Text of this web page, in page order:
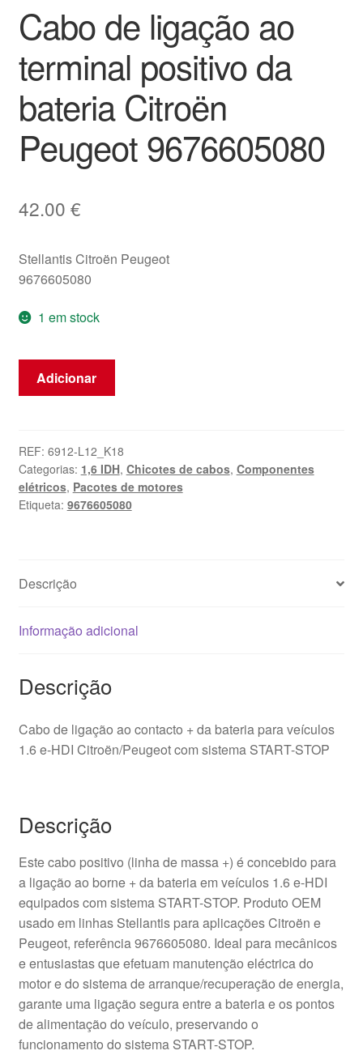
Termos e Condições
Transporte
Cabo de ligação ao
terminal positivo da
bateria Citroën
Peugeot 9676605080
42.00 €
Stellantis Citroën Peugeot
9676605080
1 em stock
Quantidade
ligação
ao
terminal
positivo
Peugeot
Adicionar
REF: 6912-L12_K18
Categorias: 1,6 IDH, Chicotes de cabos, Componentes
elétricos, Pacotes de motores
Etiqueta: 9676605080
Descrição
Informação adicional
Descrição
Cabo de ligação ao contacto + da bateria para veículos
1.6 e-HDI Citroën/Peugeot com sistema START-STOP
Descrição
Este cabo positivo (linha de massa +) é concebido para
a ligação ao borne + da bateria em veículos 1.6 e-HDI
equipados com sistema START-STOP. Produto OEM
usado em linhas Stellantis para aplicações Citroën e
Peugeot, referência 9676605080. Ideal para mecânicos
e entusiastas que efetuam manutenção eléctrica do
motor e do sistema de arranque/recuperação de energia,
garante uma ligação segura entre a bateria e os pontos
de alimentação do veículo, preservando o
funcionamento do sistema START-STOP.